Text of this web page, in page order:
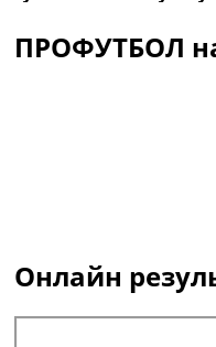
ПРОФУТБОЛ
Онлайн